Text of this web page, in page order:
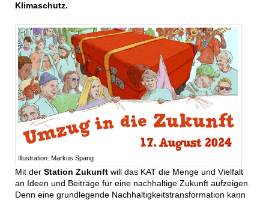
Klimaschutz.
Illustration: Markus Spang
Mit der Station Zukunftwill das KAT die Menge und Vielfalt
an Ideen und Beiträge für eine nachhaltige Zukunft aufzeigen.
Denn eine grundlegende Nachhaltigkeitstransformation kann